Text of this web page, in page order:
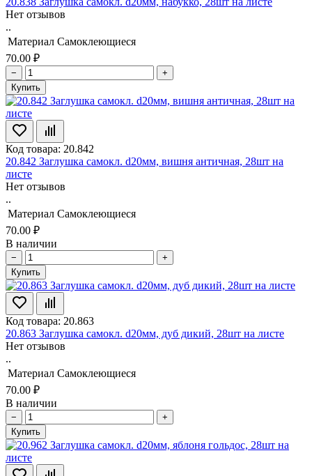
Нет отзывов
..
Материал Самоклеющиеся
70.00 ₽
−
+
Купить
Код товара: 20.842
20.842 Заглушка самокл. d20мм, вишня античная, 28шт на
листе
Нет отзывов
..
Материал Самоклеющиеся
70.00 ₽
В наличии
−
+
Купить
Код товара: 20.863
20.863 Заглушка самокл. d20мм, дуб дикий, 28шт на листе
Нет отзывов
..
Материал Самоклеющиеся
70.00 ₽
В наличии
−
+
Купить